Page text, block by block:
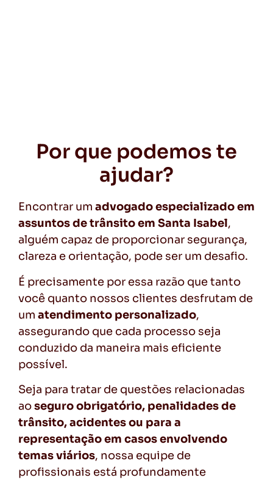
Por que podemos te
ajudar?
Encontrar um advogado especializado em
assuntos de trânsito em Santa Isabel,
alguém capaz de proporcionar segurança,
clareza e orientação, pode ser um desafio.
É precisamente por essa razão que tanto
você quanto nossos clientes desfrutam de
um atendimento personalizado,
assegurando que cada processo seja
conduzido da maneira mais eficiente
possível.
Seja para tratar de questões relacionadas
aoseguro obrigatório, penalidades de
trânsito, acidentes ou para a
representação em casos envolvendo
temas viários, nossa equipe de
profissionais está profundamente